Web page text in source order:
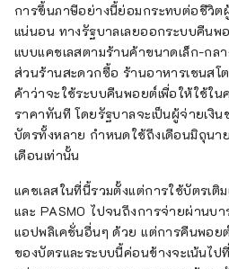
การขึ้นภาษีอย่างนี้ย่อมกระทบต่อชีวิต
แน่นอน ทางรัฐบาลเลยออกระบบคืนพ
แบบแคชเลสตามร้านค้าขนาดเล็ก-กล
ส่วนร้านสะดวกซื้อ ร้านอาหารเชนส
ค้าว่าจะใช้ระบบคืนพอยต์เพื่อให้ใช้ใ
ราคาทันที โดยรัฐบาลจะเป็นผู้จ่ายเงิ
บัตรทั้งหลาย กำหนดใช้ถึงเดือนมิถุนา
เดือนเท่านั้น
แคชเลสในที่นี้รวมตั้งแต่การใช้บัตรเติม
และ PASMO ไปจนถึงการจ่ายผ่านบ
แอปพลิเคชั่นอื่นๆ ด้วย แต่การคืนพอ
ของบัตรและระบบนี้ค่อนข้างจะเน้นไ